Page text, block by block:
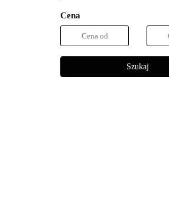
Cena
Szukaj